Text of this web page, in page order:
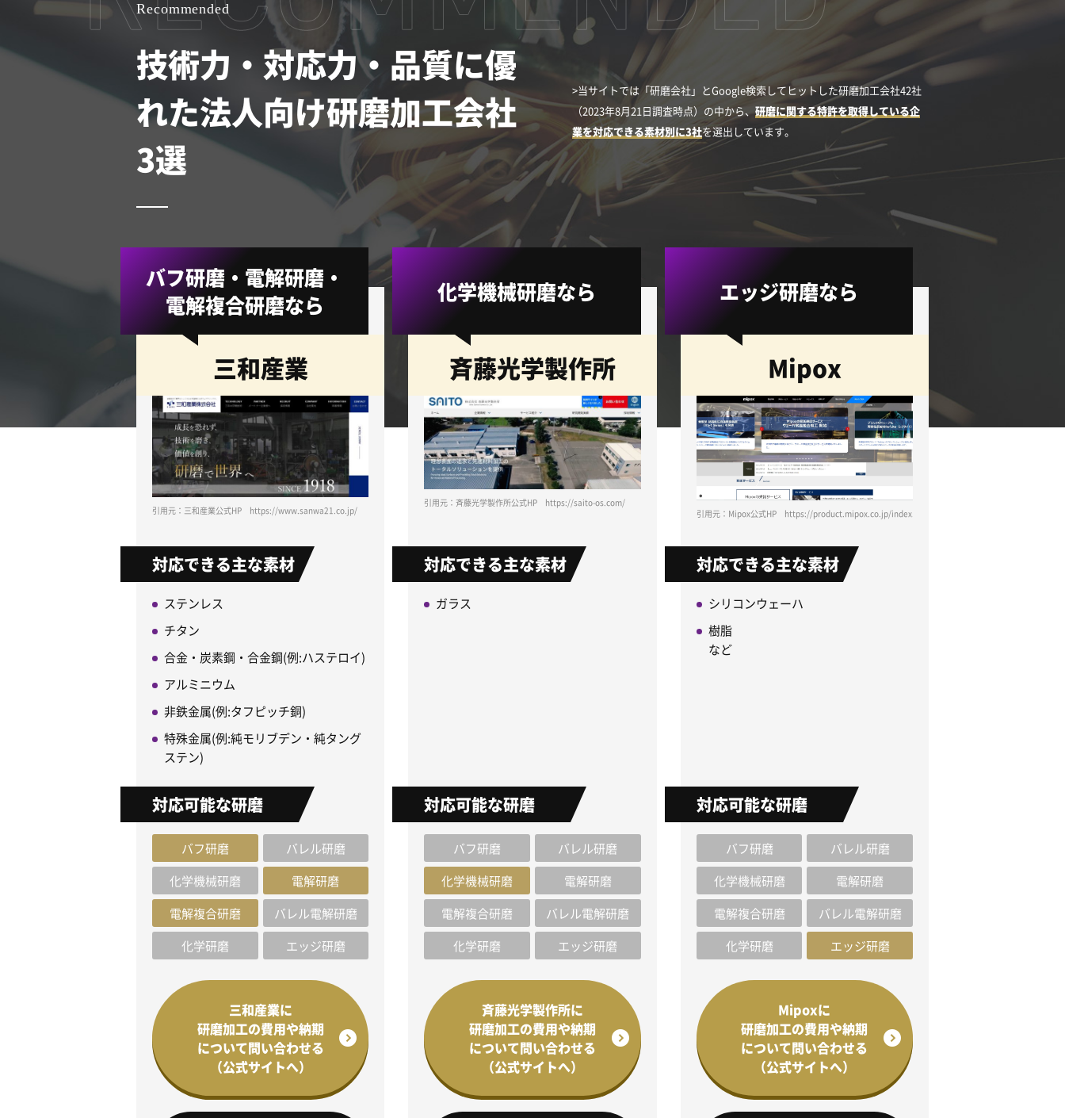
Recommended
技術力・対応力・品質に優
れた法人向け研磨加工会社
3選
>当サイトでは「研磨会社」とGoogle検索してヒットした研磨加工会社42社
（2023年8月21日調査時点）の中から、研磨に関する特許を取得している企
業を対応できる素材別に3社を選出しています。
バフ研磨・電解研磨・
電解複合研磨なら
三和産業
引用元：三和産業公式HP https://www.sanwa21.co.jp/
対応できる主な素材
ステンレス
チタン
合金・炭素鋼・合金鋼(例:ハステロイ)
アルミニウム
非鉄金属(例:タフピッチ銅)
特殊金属(例:純モリブデン・純タング
ステン)
対応可能な研磨
バフ研磨
バレル研磨
化学機械研磨
電解研磨
電解複合研磨
バレル電解研磨
化学研磨
エッジ研磨
三和産業に
研磨加工の費用や納期
について問い合わせる
（公式サイトへ）
化学機械研磨なら
斉藤光学製作所
引用元：斉藤光学製作所公式HP https://saito-os.com/
対応できる主な素材
ガラス
対応可能な研磨
バフ研磨
バレル研磨
化学機械研磨
電解研磨
電解複合研磨
バレル電解研磨
化学研磨
エッジ研磨
斉藤光学製作所に
研磨加工の費用や納期
について問い合わせる
（公式サイトへ）
エッジ研磨なら
Mipox
引用元：Mipox公式HP https://product.mipox.co.jp/index.html
対応できる主な素材
シリコンウェーハ
樹脂
など
対応可能な研磨
バフ研磨
バレル研磨
化学機械研磨
電解研磨
電解複合研磨
バレル電解研磨
化学研磨
エッジ研磨
Mipoxに
研磨加工の費用や納期
について問い合わせる
（公式サイトへ）